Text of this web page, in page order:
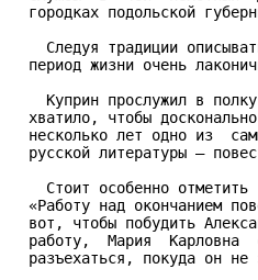
городках подольской
Следуя традиции
период жизни очень
Куприн прослужил в
хватило, чтобы
несколько лет одно из
русской литературы –
Стоит особенно отметить
«Работу над окончанием
вот, чтобы побудить
работу,  Мария  Карловна
разъехаться, покуда он не